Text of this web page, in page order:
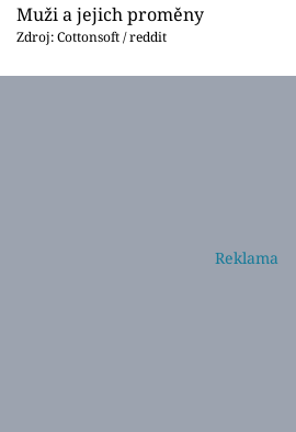
Muži a jejich proměny
Zdroj: Cottonsoft / reddit